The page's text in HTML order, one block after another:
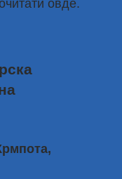
овде.